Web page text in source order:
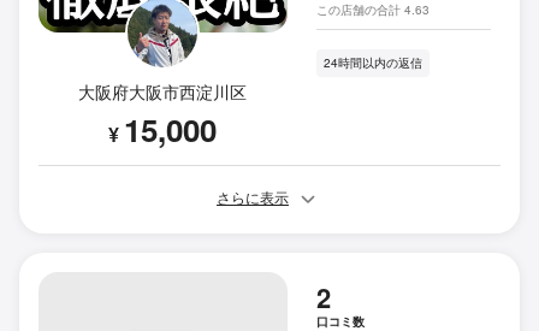
大阪府大阪市西淀川区
¥ 15,000
この店舗の合計 4.63
24時間以内の返信
さらに表示
2
口コミ数